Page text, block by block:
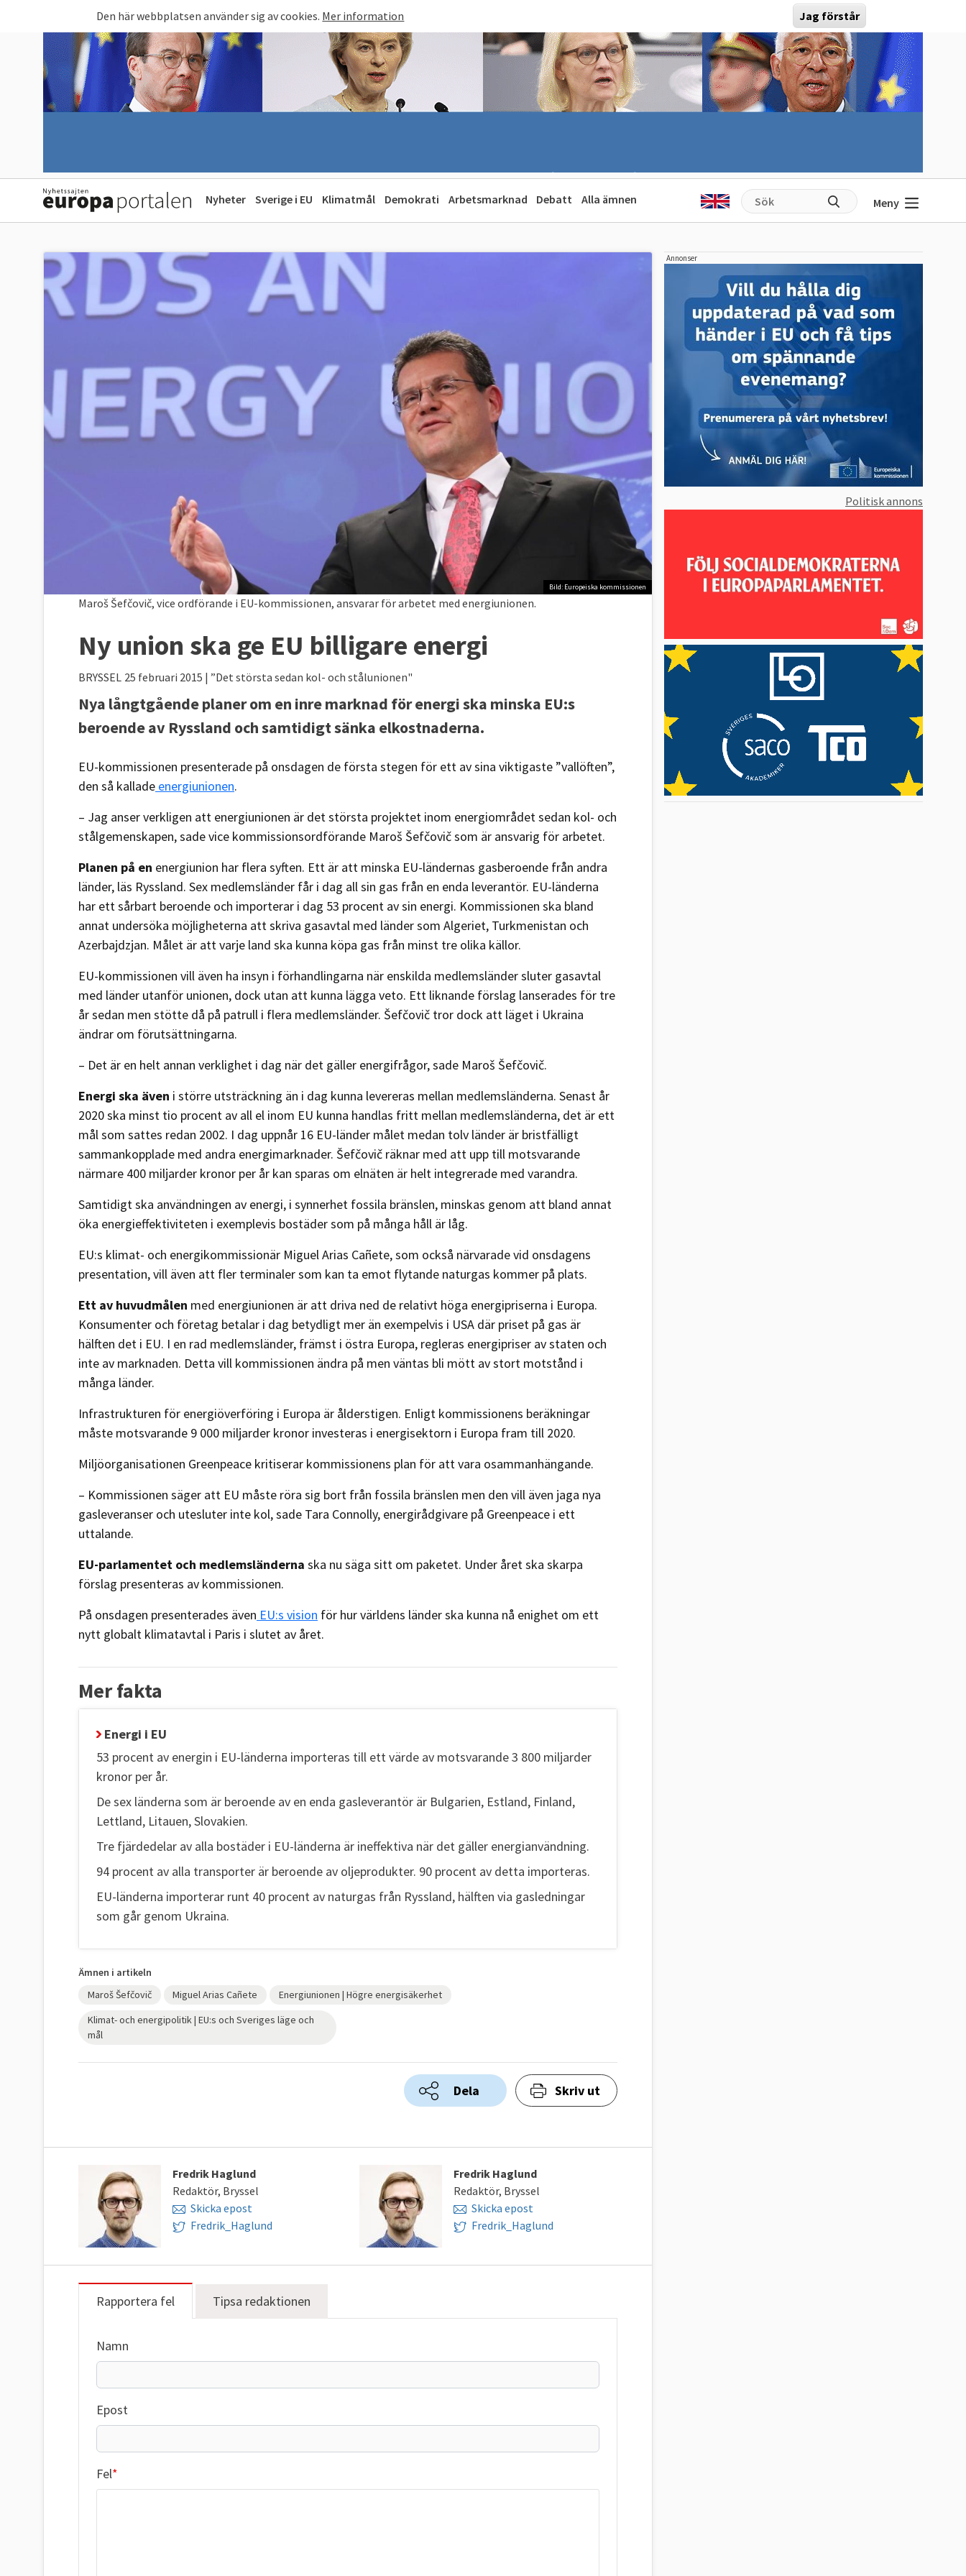
Den här webbplatsen använder sig av cookies. Mer information Jag förstår
Nyheter Sverige i EU Klimatmål Demokrati Arbetsmarknad Debatt Alla ämnen Meny
Bild: Europeiska kommissionen
Maroš Šefčovič, vice ordförande i EU-kommissionen, ansvarar för arbetet med energiunionen.
Ny union ska ge EU billigare energi
BRYSSEL 25 februari 2015 | ”Det största sedan kol- och stålunionen"
Nya långtgående planer om en inre marknad för energi ska minska EU:s
beroende av Ryssland och samtidigt sänka elkostnaderna.
EU-kommissionen presenterade på onsdagen de första stegen för ett av sina viktigaste ”vallöften”,
den så kallade energiunionen.
– Jag anser verkligen att energiunionen är det största projektet inom energiområdet sedan kol- och
stålgemenskapen, sade vice kommissionsordförande Maroš Šefčovič som är ansvarig för arbetet.
Planen på en energiunion har flera syften. Ett är att minska EU-ländernas gasberoende från andra
länder, läs Ryssland. Sex medlemsländer får i dag all sin gas från en enda leverantör. EU-länderna
har ett sårbart beroende och importerar i dag 53 procent av sin energi. Kommissionen ska bland
annat undersöka möjligheterna att skriva gasavtal med länder som Algeriet, Turkmenistan och
Azerbajdzjan. Målet är att varje land ska kunna köpa gas från minst tre olika källor.
EU-kommissionen vill även ha insyn i förhandlingarna när enskilda medlemsländer sluter gasavtal
med länder utanför unionen, dock utan att kunna lägga veto. Ett liknande förslag lanserades för tre
år sedan men stötte då på patrull i flera medlemsländer. Šefčovič tror dock att läget i Ukraina
ändrar om förutsättningarna.
– Det är en helt annan verklighet i dag när det gäller energifrågor, sade Maroš Šefčovič.
Energi ska även i större utsträckning än i dag kunna levereras mellan medlemsländerna. Senast år
2020 ska minst tio procent av all el inom EU kunna handlas fritt mellan medlemsländerna, det är ett
mål som sattes redan 2002. I dag uppnår 16 EU-länder målet medan tolv länder är bristfälligt
sammankopplade med andra energimarknader. Šefčovič räknar med att upp till motsvarande
närmare 400 miljarder kronor per år kan sparas om elnäten är helt integrerade med varandra.
Samtidigt ska användningen av energi, i synnerhet fossila bränslen, minskas genom att bland annat
öka energieffektiviteten i exemplevis bostäder som på många håll är låg.
EU:s klimat- och energikommissionär Miguel Arias Cañete, som också närvarade vid onsdagens
presentation, vill även att fler terminaler som kan ta emot flytande naturgas kommer på plats.
Ett av huvudmålen med energiunionen är att driva ned de relativt höga energipriserna i Europa.
Konsumenter och företag betalar i dag betydligt mer än exempelvis i USA där priset på gas är
hälften det i EU. I en rad medlemsländer, främst i östra Europa, regleras energipriser av staten och
inte av marknaden. Detta vill kommissionen ändra på men väntas bli mött av stort motstånd i
många länder.
Infrastrukturen för energiöverföring i Europa är ålderstigen. Enligt kommissionens beräkningar
måste motsvarande 9 000 miljarder kronor investeras i energisektorn i Europa fram till 2020.
Miljöorganisationen Greenpeace kritiserar kommissionens plan för att vara osammanhängande.
– Kommissionen säger att EU måste röra sig bort från fossila bränslen men den vill även jaga nya
gasleveranser och utesluter inte kol, sade Tara Connolly, energirådgivare på Greenpeace i ett
uttalande.
EU-parlamentet och medlemsländerna ska nu säga sitt om paketet. Under året ska skarpa
förslag presenteras av kommissionen.
På onsdagen presenterades även EU:s vision för hur världens länder ska kunna nå enighet om ett
nytt globalt klimatavtal i Paris i slutet av året.
Mer fakta
Energi i EU
53 procent av energin i EU-länderna importeras till ett värde av motsvarande 3 800 miljarder
kronor per år.
De sex länderna som är beroende av en enda gasleverantör är Bulgarien, Estland, Finland,
Lettland, Litauen, Slovakien.
Tre fjärdedelar av alla bostäder i EU-länderna är ineffektiva när det gäller energianvändning.
94 procent av alla transporter är beroende av oljeprodukter. 90 procent av detta importeras.
EU-länderna importerar runt 40 procent av naturgas från Ryssland, hälften via gasledningar
som går genom Ukraina.
Ämnen i artikeln
Maroš Šefčovič
Miguel Arias Cañete
Energiunionen | Högre energisäkerhet
Klimat- och energipolitik | EU:s och Sveriges läge och
mål
Dela Skriv ut
Fredrik Haglund
Redaktör, Bryssel
Skicka epost
Fredrik_Haglund
Fredrik Haglund
Redaktör, Bryssel
Skicka epost
Fredrik_Haglund
Rapportera fel Tipsa redaktionen
Namn
Epost
Fel
Annonser
Politisk annons